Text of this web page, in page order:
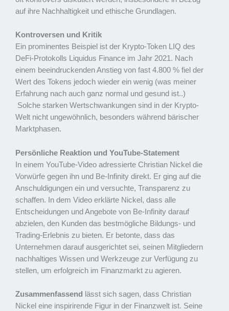
auf ihre Nachhaltigkeit und ethische Grundlagen.
Kontroversen und Kritik
Ein prominentes Beispiel ist der Krypto-Token LIQ des
DeFi-Protokolls Liquidus Finance im Jahr 2021. Nach
einem beeindruckenden Anstieg von fast 4.800 % fiel der
Wert des Tokens jedoch wieder ein wenig (was meiner
Erfahrung nach auch ganz normal und gesund ist..)
Solche starken Wertschwankungen sind in der Krypto-
Welt nicht ungewöhnlich, besonders während bärischer
Marktphasen.
Persönliche Reaktion und YouTube-Statement
In einem YouTube-Video adressierte Christian Nickel die
Vorwürfe gegen ihn und Be-Infinity direkt. Er ging auf die
Anschuldigungen ein und versuchte, Transparenz zu
schaffen. In dem Video erklärte Nickel, dass alle
Entscheidungen und Angebote von Be-Infinity darauf
abzielen, den Kunden das bestmögliche Bildungs- und
Trading-Erlebnis zu bieten. Er betonte, dass das
Unternehmen darauf ausgerichtet sei, seinen Mitgliedern
nachhaltiges Wissen und Werkzeuge zur Verfügung zu
stellen, um erfolgreich im Finanzmarkt zu agieren.
Zusammenfassend
lässt sich sagen, dass Christian
Nickel eine inspirirende Figur in der Finanzwelt ist. Seine